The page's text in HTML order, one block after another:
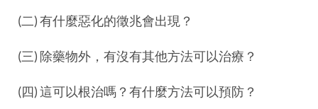
(二) 有什麼惡化的徵兆會出現？
(三) 除藥物外，有沒有其他方法可以治療？
(四) 這可以根治嗎？有什麼方法可以預防？